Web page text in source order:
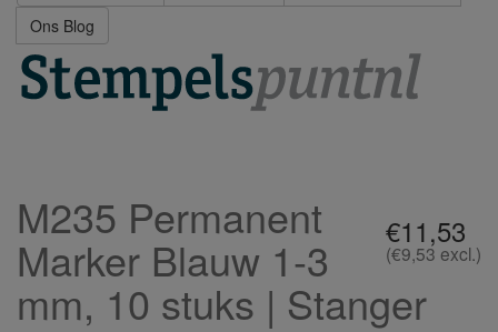
Ons Blog
€11,53
(€9,53 excl.)
M235 Permanent
Marker Blauw 1-3
mm, 10 stuks | Stanger